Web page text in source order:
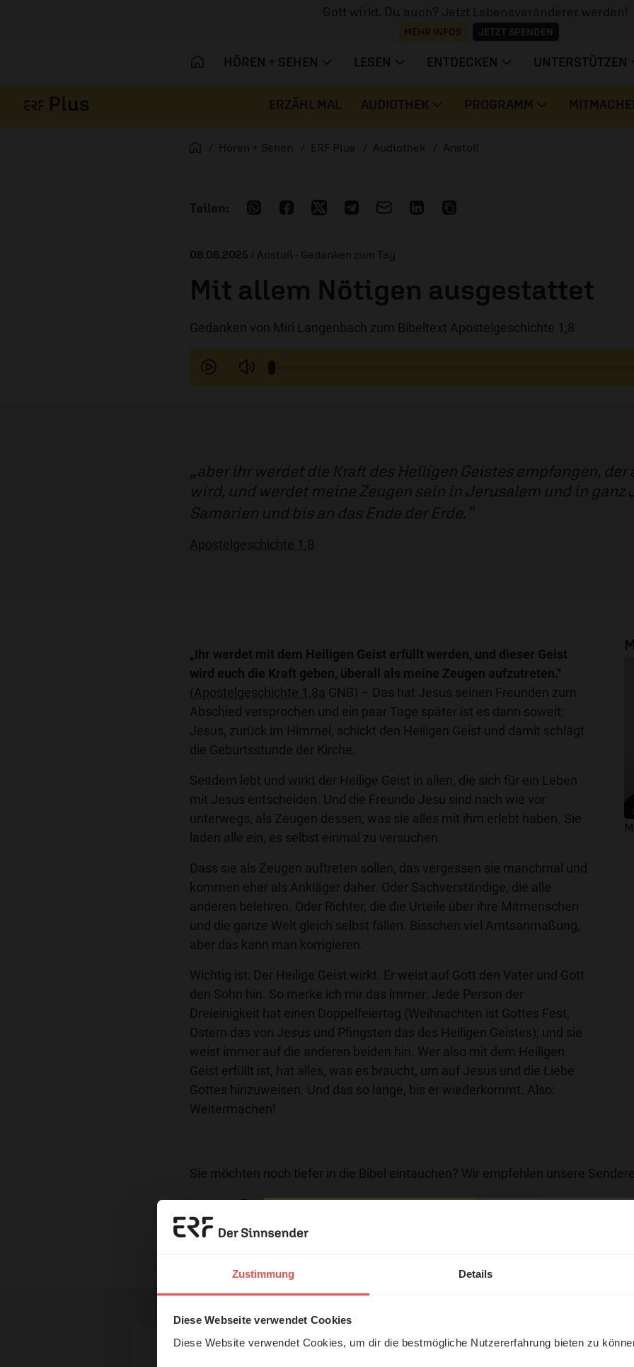
Zustimmung Details
Diese Webseite verwendet Cookies
Diese Website verwendet Cookies, um dir die bestmögliche Nutzererfahrung bieten zu
Gott wirkt. Du auch? Jetzt Lebensveränderer werden!
MEHR INFOS JETZT SPENDEN
HÖREN + SEHEN LESEN ENTDECKEN UNTERSTÜTZEN
ERZÄHL MAL AUDIOTHEK PROGRAMM
Startseite
Hören + Sehen ERF Plus Audiothek Anstoß
08.06.2025 / Anstoß - Gedanken zum Tag
Mit allem Nötigen ausgestattet
Gedanken von Miri Langenbach zum Bibeltext Apostelgeschichte 1,8
aber ihr werdet die Kraft des Heiligen Geistes empfangen, der
wird, und werdet meine Zeugen sein in Jerusalem und in ganz
Samarien und bis an das Ende der Erde.
Apostelgeschichte 1,8
„Ihr werdet mit dem Heiligen Geist erfüllt werden, und dieser Geist
wird euch die Kraft geben, überall als meine Zeugen aufzutreten.“
(Apostelgeschichte 1,8a GNB) – Das hat Jesus seinen Freunden zum
Abschied versprochen und ein paar Tage später ist es dann soweit:
Jesus, zurück im Himmel, schickt den Heiligen Geist und damit schlägt
die Geburtsstunde der Kirche.
Seitdem lebt und wirkt der Heilige Geist in allen, die sich für ein Leben
mit Jesus entscheiden. Und die Freunde Jesu sind nach wie vor
unterwegs, als Zeugen dessen, was sie alles mit ihm erlebt haben. Sie
laden alle ein, es selbst einmal zu versuchen.
Dass sie als Zeugen auftreten sollen, das vergessen sie manchmal und
kommen eher als Ankläger daher. Oder Sachverständige, die alle
anderen belehren. Oder Richter, die die Urteile über ihre Mitmenschen
und die ganze Welt gleich selbst fällen. Bisschen viel Amtsanmaßung,
aber das kann man korrigieren.
Wichtig ist: Der Heilige Geist wirkt. Er weist auf Gott den Vater und Gott
den Sohn hin. So merke ich mir das immer: Jede Person der
Dreieinigkeit hat einen Doppelfeiertag (Weihnachten ist Gottes Fest,
Ostern das von Jesus und Pfingsten das des Heiligen Geistes); und sie
weist immer auf die anderen beiden hin. Wer also mit dem Heiligen
Geist erfüllt ist, hat alles, was es braucht, um auf Jesus und die Liebe
Gottes hinzuweisen. Und das so lange, bis er wiederkommt. Also:
Weitermachen!
Sie möchten noch tiefer in die Bibel eintauchen? Wir empfehlen unsere
Wort zum Tag
Erzähl mal!
Das erleben unsere Hörerinnen
und Hörer mit Gott ...
Jetzt Geschichten